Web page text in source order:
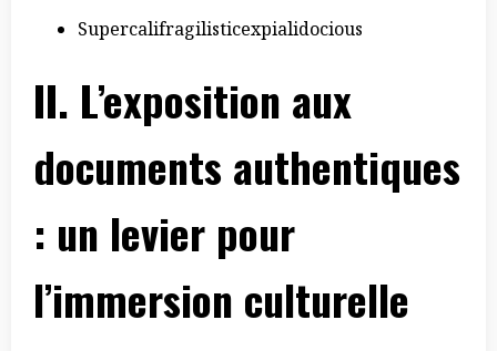
Supercalifragilisticexpialidocious
II. L’exposition aux
documents authentiques
: un levier pour
l’immersion culturelle